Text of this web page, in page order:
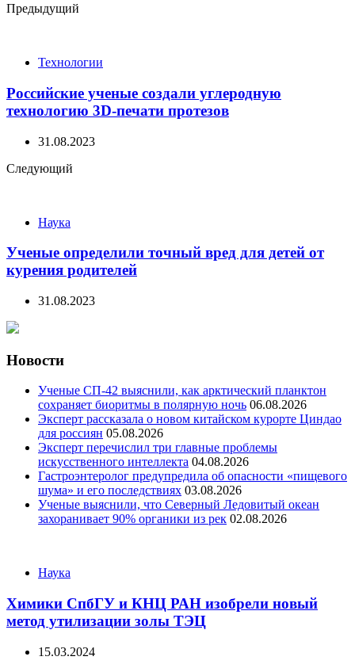
Post
Предыдущий
Технологии
Российские ученые создали углеродную
технологию 3D-печати протезов
31.08.2023
Следующий
Наука
Ученые определили точный вред для детей от
курения родителей
31.08.2023
Новости
Ученые СП-42 выяснили, как арктический планктон
сохраняет биоритмы в полярную ночь 06.08.2026
Эксперт рассказала о новом китайском курорте Циндао
для россиян 05.08.2026
Эксперт перечислил три главные проблемы
искусственного интеллекта 04.08.2026
Гастроэнтеролог предупредила об опасности «пищевого
шума» и его последствиях 03.08.2026
Ученые выяснили, что Северный Ледовитый океан
захоранивает 90% органики из рек 02.08.2026
Categories
Наука
Химики СпбГУ и КНЦ РАН изобрели новый
метод утилизации золы ТЭЦ
15.03.2024